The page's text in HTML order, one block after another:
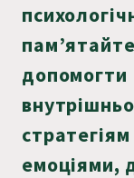
допомогти
емоціями,